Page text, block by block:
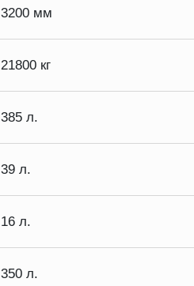
3200 мм
21800 кг
385 л.
39 л.
16 л.
350 л.